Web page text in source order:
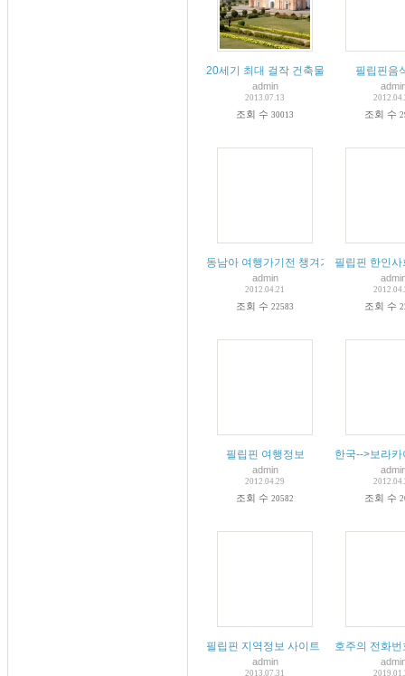
20세기 최대 걸작 건축물 방글라데시
admin
2013.07.13
조회 수 30013
필립핀음
조회 수
동남아 여행가기전 챙겨가야 할것들
admin
2012.04.21
조회 수 22583
필립핀 한인
조회 수
필립핀 여행정보
admin
2012.04.29
조회 수 20582
한국-->보라
조회 수
필립핀 지역정보 사이트 필고
admin
2013.07.31
호주의 전화